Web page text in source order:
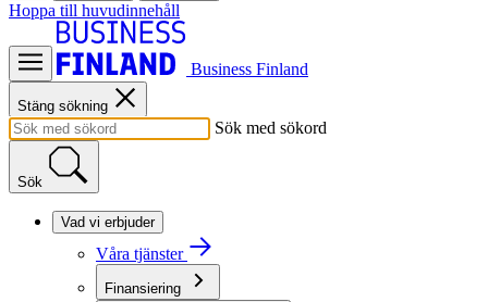
Hoppa till huvudinnehåll
Business Finland
Stäng sökning
Sök med sökord
Sök
Vad vi erbjuder
Våra tjänster
Finansiering